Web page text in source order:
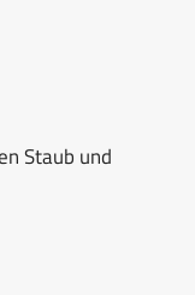
Staub und